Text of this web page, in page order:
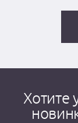
Хотите